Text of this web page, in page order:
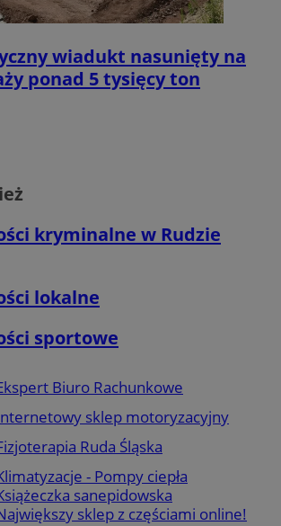
wiadukt nasunięty na
ponad 5 tysięcy ton
kryminalne w Rudzie
lokalne
sportowe
Biuro Rachunkowe
sklep motoryzacyjny
Ruda Śląska
- Pompy ciepła
sanepidowska
sklep z częściami online!